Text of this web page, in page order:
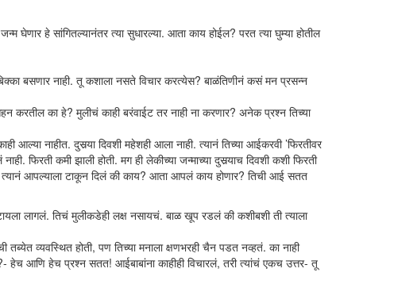
घेणार हे सांगितल्यानंतर त्या सुधारल्या. आता काय होईल? परत त्या घुम्या होतील
बसणार नाही. तू कशाला नसते विचार करत्येस? बाळंतिणीनं कसं मन प्रसन्न
करतील का हे? मुलीचं काही बरंवाईट तर नाही ना करणार? अनेक प्रश्न तिच्या
आल्या नाहीत. दुसर्‍या दिवशी महेशही आला नाही. त्यानं तिच्या आईकरवी ’फिरतीवर
फिरती कमी झाली होती. मग ही लेकीच्या जन्माच्या दुसर्‍याच दिवशी कशी फिरती
त्यानं आपल्याला टाकून दिलं की काय? आता आपलं काय होणार? तिची आई सतत
लागलं. तिचं मुलीकडेही लक्ष नसायचं. बाळ खूप रडलं की कशीबशी ती त्याला
व्यवस्थित होती, पण तिच्या मनाला क्षणभरही चैन पडत नव्हतं. का नाही
आणि हेच प्रश्न सतत! आईबाबांना काहीही विचारलं, तरी त्यांचं एकच उत्तर- तू